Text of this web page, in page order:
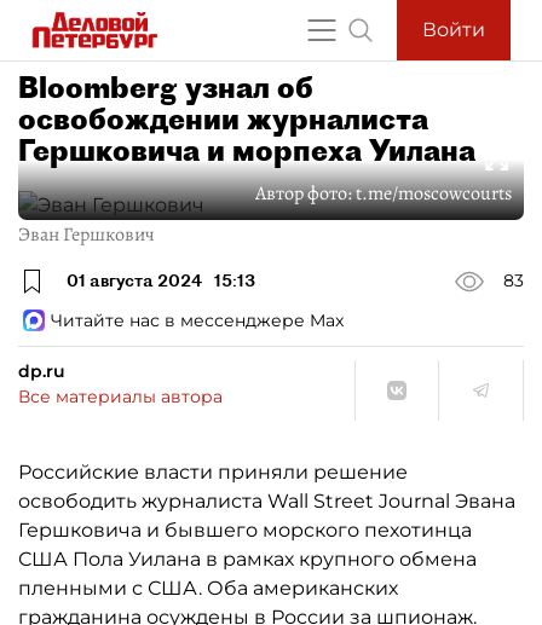
Войти
Bloomberg узнал об
освобождении журналиста
Гершковича и морпеха Уилана
Автор фото:t.me/moscowcourts
Эван Гершкович
01 августа 2024 15:13
83
Читайте нас в мессенджере Max
dp.ru
Все материалы автора
Российские власти приняли решение
освободить журналиста Wall Street Journal Эвана
Гершковича и бывшего морского пехотинца
США Пола Уилана в рамках крупного обмена
пленными с США. Оба американских
гражданина осуждены в России за шпионаж.